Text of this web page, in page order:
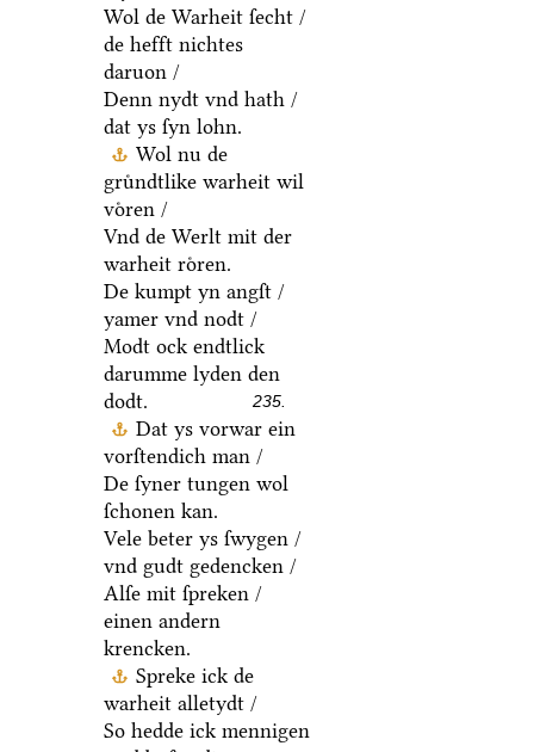
Wol de Warheit ſecht /
de hefft nichtes
daruon /
Denn nydt vnd hath /
dat ys ſyn lohn.
Wol nu de
gruͤndtlike warheit wil
voͤren /
Vnd de Werlt mit der
warheit roͤren.
De kumpt yn angſt /
yamer vnd nodt /
Modt ock endtlick
darumme lyden den
dodt.
235.
Dat ys vorwar ein
vorſtendich man /
De ſyner tungen wol
ſchonen kan.
Vele beter ys ſwygen /
vnd gudt gedencken /
Alſe mit ſpreken /
einen andern
krencken.
Spreke ick de
warheit alletydt /
So hedde ick mennigen